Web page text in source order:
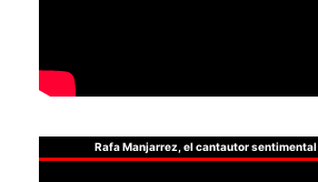
Rafa Manjarrez, el cantautor sentimental